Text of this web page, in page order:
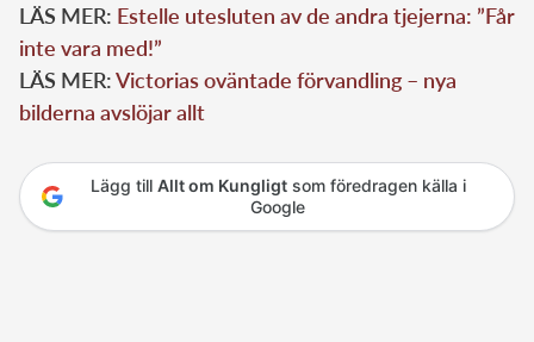
LÄS MER: Estelle utesluten av de andra tjejerna: ”Får
inte vara med!”
LÄS MER:Victorias oväntade förvandling – nya
bilderna avslöjar allt
Lägg till Allt om Kungligtsom föredragen källa i
Google